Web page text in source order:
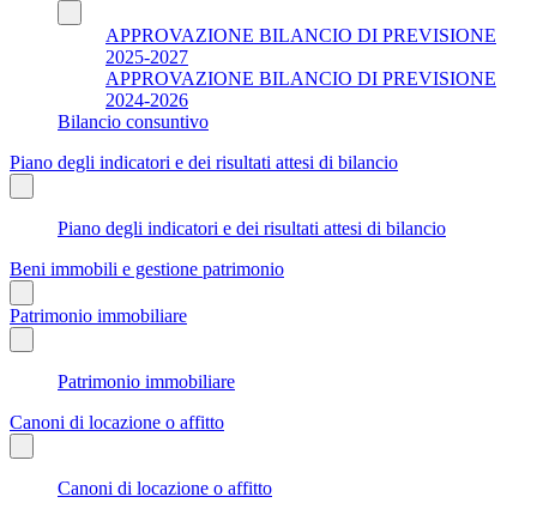
APPROVAZIONE BILANCIO DI PREVISIONE
2025-2027
APPROVAZIONE BILANCIO DI PREVISIONE
2024-2026
Bilancio consuntivo
Piano degli indicatori e dei risultati attesi di bilancio
Piano degli indicatori e dei risultati attesi di bilancio
Beni immobili e gestione patrimonio
Patrimonio immobiliare
Patrimonio immobiliare
Canoni di locazione o affitto
Canoni di locazione o affitto